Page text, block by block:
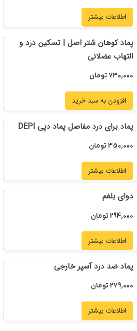
اطلاعات بیشتر
پماد کوهان شتر اصل | تسکین درد و
التهاب عضلانی
730,000 تومان
افزودن به سبد خرید
پماد برای درد مفاصل پماد دپی DEPI
350,000 تومان
اطلاعات بیشتر
دوای بلغم
294,000 تومان
اطلاعات بیشتر
پماد ضد درد آسپر خارجی
279,000 تومان
اطلاعات بیشتر